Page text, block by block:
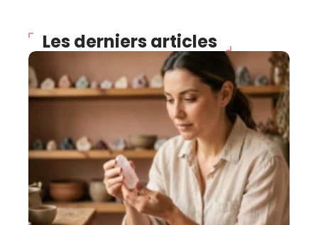
Les derniers articles